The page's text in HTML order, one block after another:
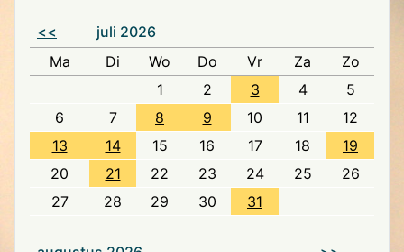
<<
juli 2026
Ma
Di Wo Do Vr Za
Zo
1
2 3 4
5
6
7 8 9 10 11
12
13
14 15 16 17 18
19
20
21 22 23 24 25
26
27
28 29 30 31